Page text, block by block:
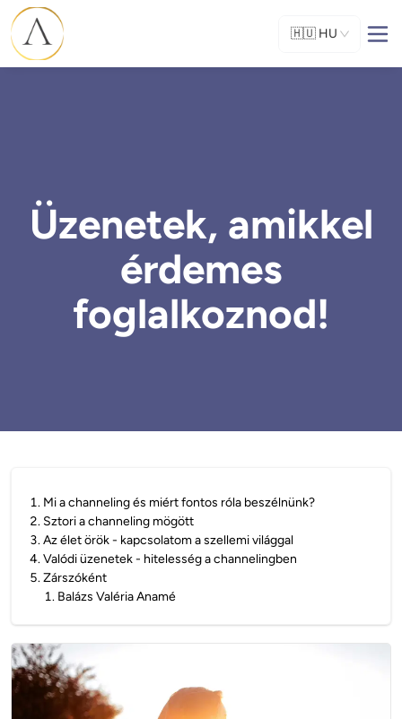
🇭🇺 HU
Üzenetek, amikkel
érdemes
foglalkoznod!
1. Mi a channeling és miért fontos róla beszélnünk?
2. Sztori a channeling mögött
3.Az élet örök - kapcsolatom a szellemi világgal
4.Valódi üzenetek - hitelesség a channelingben
5.Zárszóként
1. Balázs Valéria Anamé